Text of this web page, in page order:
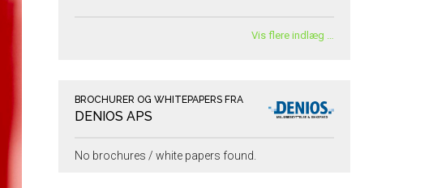
Vis flere indlæg …
BROCHURER OG WHITEPAPERS FRA
DENIOS APS
No brochures / white papers found.